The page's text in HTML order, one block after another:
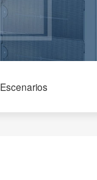
Escenarios